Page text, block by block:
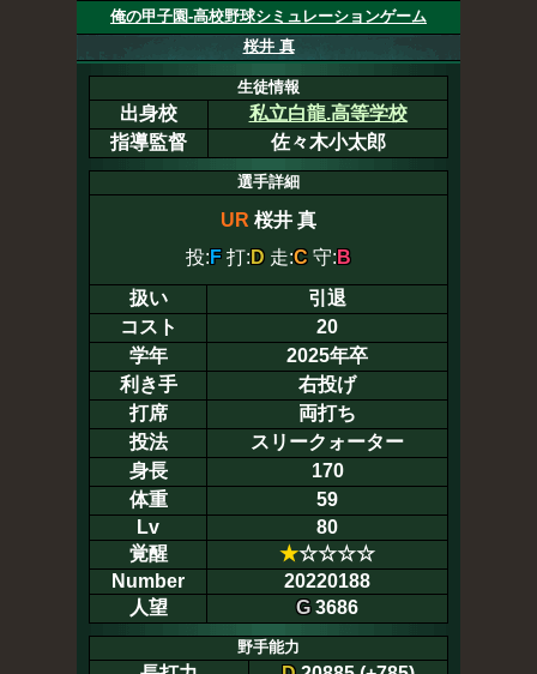
俺の甲子園-高校野球シミュレーションゲーム
桜井 真
生徒情報
出身校
私立白龍.高等学校
指導監督
佐々木小太郎
選手詳細
UR 桜井 真
投: F 打: D 走:C 守: B
扱い
引退
コスト
20
学年
2025年卒
利き手
右投げ
打席
両打ち
投法
スリークォーター
身長
170
体重
59
Lv
80
覚醒
★☆☆☆☆
Number
20220188
人望
G3686
野手能力